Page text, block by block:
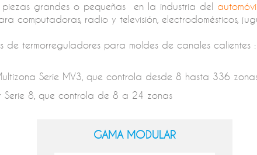
grandes o pequeñas en la industria del automóvil
computadoras, radio y televisión, electrodomésticos,
de termorreguladores para moldes de canales calientes :
Serie MV3, que controla desde 8 hasta 336
Serie 8, que controla de 8 a 24 zonas
GAMA MODULAR